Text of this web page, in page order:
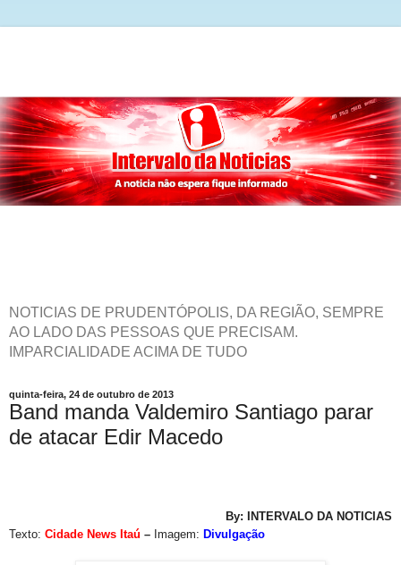
NOTICIAS DE PRUDENTÓPOLIS, DA REGIÃO, SEMPRE
AO LADO DAS PESSOAS QUE PRECISAM.
IMPARCIALIDADE ACIMA DE TUDO
quinta-feira, 24 de outubro de 2013
Band manda Valdemiro Santiago parar
de atacar Edir Macedo
By: INTERVALO DA NOTICIAS
Texto: Cidade News Itaú – Imagem: Divulgação